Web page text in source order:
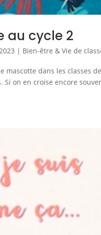
au cycle 2
| Bien-être & Vie de
mascotte dans les classes
on en croise encore